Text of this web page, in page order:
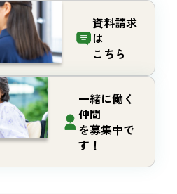
資料請求
は
こちら
一緒に働く
仲間
を募集中で
す！